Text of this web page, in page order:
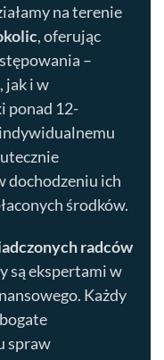
na terenie
, oferując
–
jak i w
ponad 12-
dochodzeniu ich
środków.
radców
są ekspertami w
Każdy
spraw